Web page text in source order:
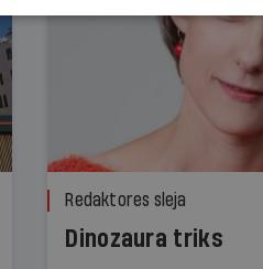
Redaktores sleja
Dinozaura triks